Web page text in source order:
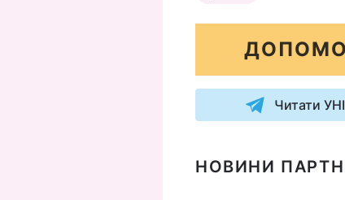
Читати
НОВИНИ